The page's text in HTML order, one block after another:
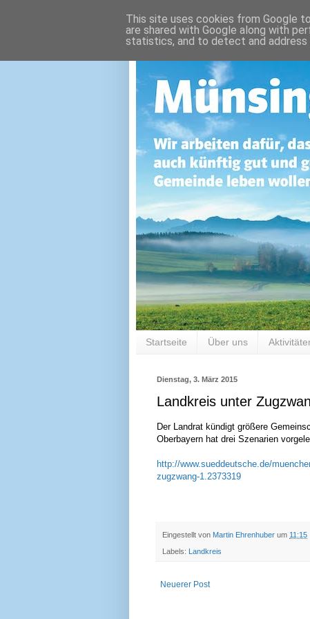
Startseite Über uns
Dienstag, 3. März 2015
Landkreis unter
Der Landrat kündigt größere
Oberbayern hat drei Szenarien
http://www.sueddeutsche.de/
zugzwang-1.2373319
Eingestellt von Martin Ehrenhuber um 11:15
Labels: Landkreis
Neuerer Post
This site uses cookies from Google
are shared with Google along with
statistics, and to detect and address